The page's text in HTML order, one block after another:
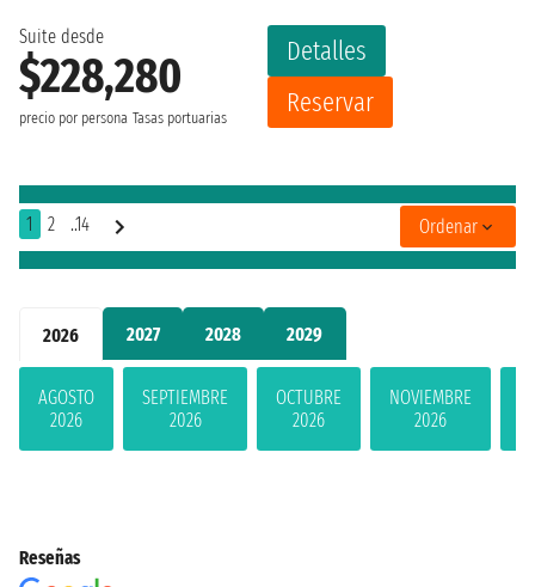
2026 2027 2028 2029
AGOSTO
2026
SEPTIEMBRE
2026
OCTUBRE
2026
NOVIEMBRE
2026
Suite desde
$228,280
precio por persona Tasas portuarias
Detalles
Reservar
1 2 ..14 Ordenar
Reseñas